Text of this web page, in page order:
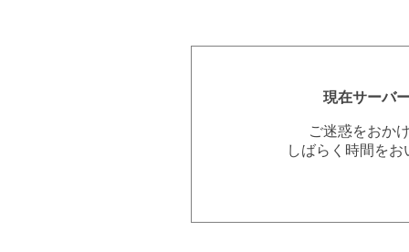
現在サーバ
ご迷惑をおか
しばらく時間を